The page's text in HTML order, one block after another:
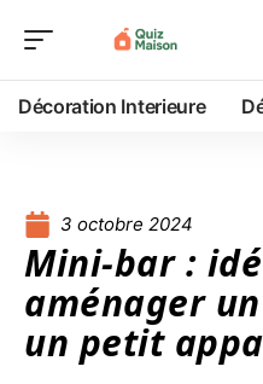
Décoration Interieure
3 octobre 2024
Mini-bar :
aménager
un petit